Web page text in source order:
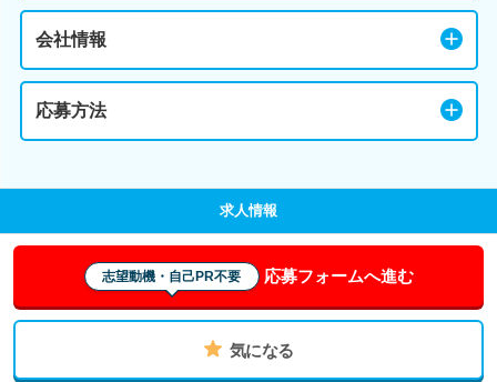
会社情報
応募方法
求人情報
志望動機・自己PR不要 応募フォームへ進む
気になる